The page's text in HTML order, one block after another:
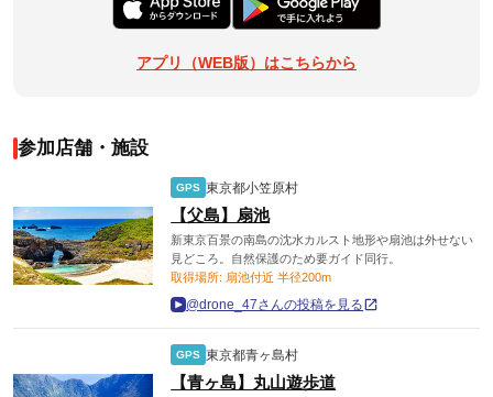
アプリ（WEB版）はこちらから
参加店舗・施設
GPS 東京都小笠原村
【父島】扇池
新東京百景の南島の沈水カルスト地形や扇池は外せない
見どころ。自然保護のため要ガイド同行。
取得場所: 扇池付近 半径200m
@drone_47さんの投稿を見る
GPS 東京都青ヶ島村
【青ヶ島】丸山遊歩道